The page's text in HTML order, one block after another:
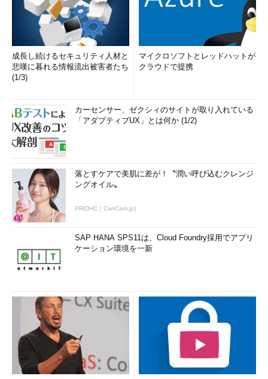
成長し続けるセキュリティ人材と
悲嘆に暮れる情報流出被害者たち
(1/3)
マイクロソフトとレッドハットが
クラウドで提携
カーセンサー、ゼクシィのサイトが取り入れている
「アダプティブUX」とは何か (1/2)
落とすケアで美肌に差が！〝潤い呼び込むクレンジ
ングオイル〟
PR(DHC｜CanCam.jp)
SAP HANA SPS11は、Cloud Foundry採用でアプリ
ケーション環境を一新